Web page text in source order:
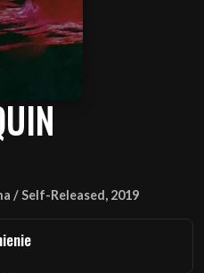
/ Self-Released, 2019